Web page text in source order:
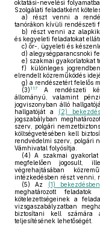
oktatási-nevelési
Szolgálati feladatként
a) részt venni a
tanórákon kívüli rendészeti
b) részt venni az
és kegyeleti feladatokat
c) őr-, ügyeleti és
d) alegységparancsnoki
e) szakmai gyakorlatokat
f) különleges
elrendelt közreműködés
g) a rendészetért felelős
(3) 117
A rendészeti
állományú, valamint
jogviszonyban álló
hallgatóját a
(2)
jogszabályban
szerv, polgári
költségvetésében kell
rendvédelmi szerv, polgári
Vámhivatal folyósítja.
(4) A szakmai
megfelelően jogosult,
végrehajtásában
intézkedésben részt venni,
(5) Az (1) bekezdésben
meghatározott
kötelezettségeinek a
vizsgaszabályzatban
biztosítani kell számára
teljesítésének lehetőségét.